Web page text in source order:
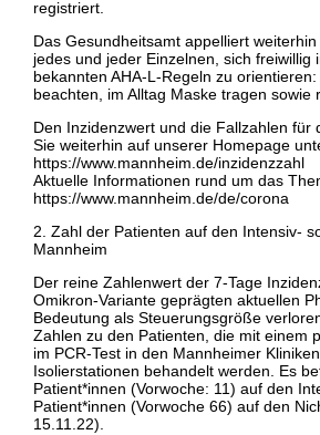
registriert.
Das Gesundheitsamt appelliert
jedes und jeder Einzelnen, sich freiwillig
bekannten AHA-L-Regeln zu
beachten, im Alltag Maske tragen sowie
Den Inzidenzwert und die Fallzahlen für
Sie weiterhin auf unserer Homepage
https://www.mannheim.de/inzidenzzahl
Aktuelle Informationen rund um das
https://www.mannheim.de/de/corona
2. Zahl der Patienten auf den Intensiv-
Mannheim
Der reine Zahlenwert der 7-Tage
Omikron-Variante geprägten aktuellen
Bedeutung als Steuerungsgröße
Zahlen zu den Patienten, die mit einem
im PCR-Test in den Mannheimer
Isolierstationen behandelt werden. Es
Patient*innen (Vorwoche: 11) auf den
Patient*innen (Vorwoche 66) auf den
15.11.22).